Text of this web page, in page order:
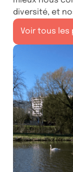
diversité, et
Voir tous les